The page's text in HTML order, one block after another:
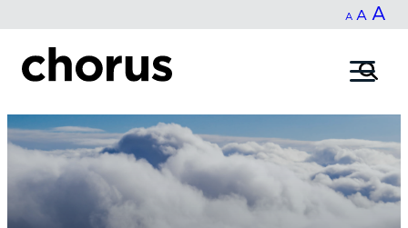
content
A Decrease
size.
A Reset
size.
A